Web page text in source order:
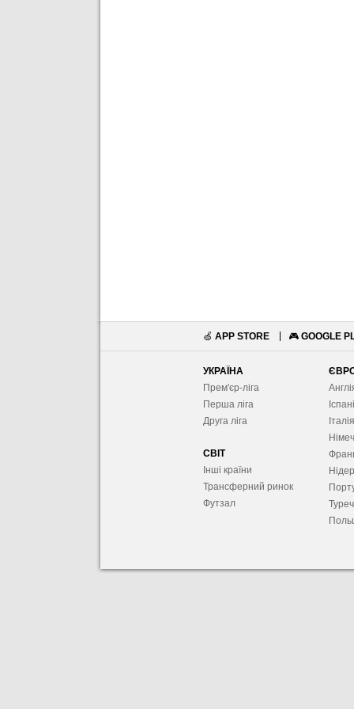
🍏 APP STORE 🎮 GOOGLE
УКРАЇНА
Прем'єр-ліга
Перша ліга
Друга ліга
СВІТ
Інші країни
Трансферний ринок
Футзал
Італія